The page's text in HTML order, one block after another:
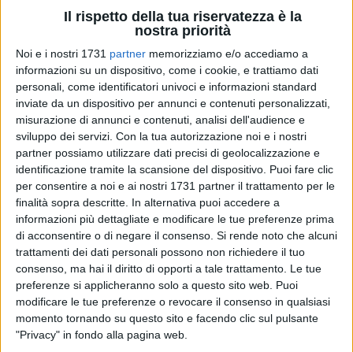
Il rispetto della tua riservatezza è la
nostra priorità
Noi e i nostri 1731 partner memorizziamo e/o accediamo a
informazioni su un dispositivo, come i cookie, e trattiamo dati
personali, come identificatori univoci e informazioni standard
inviate da un dispositivo per annunci e contenuti personalizzati,
misurazione di annunci e contenuti, analisi dell'audience e
sviluppo dei servizi. Con la tua autorizzazione noi e i nostri
partner possiamo utilizzare dati precisi di geolocalizzazione e
identificazione tramite la scansione del dispositivo. Puoi fare clic
per consentire a noi e ai nostri 1731 partner il trattamento per le
finalità sopra descritte. In alternativa puoi accedere a
informazioni più dettagliate e modificare le tue preferenze prima
di acconsentire o di negare il consenso. Si rende noto che alcuni
trattamenti dei dati personali possono non richiedere il tuo
consenso, ma hai il diritto di opporti a tale trattamento. Le tue
preferenze si applicheranno solo a questo sito web. Puoi
modificare le tue preferenze o revocare il consenso in qualsiasi
momento tornando su questo sito e facendo clic sul pulsante
"Privacy" in fondo alla pagina web.
BARLETTA - 23 GENNAIO 2011
Il mondo arabo fra grammatica e cultura
BAT - 17 GENNAIO 2011
Energia pulita, nella Bat +75% di impianti
BARLETTA - 15 GENNAIO 2011
Sacchetti di plastica non biodegradabili,
finalmente è finita
BAT - 14 GENNAIO 2011
Se la Puglia piange, la Basilicata non ride
BAT - 10 GENNAIO 2011
Addio ospedale. E a Spinazzola si raccolgono
firme per passare in Basilicata